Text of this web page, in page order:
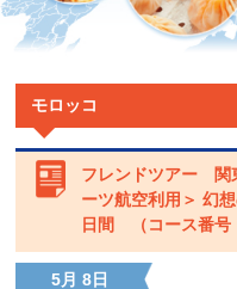
モロッコ
フレンドツアー
ーツ航空利用＞ 幻
日間 （コース番号
5月 8日